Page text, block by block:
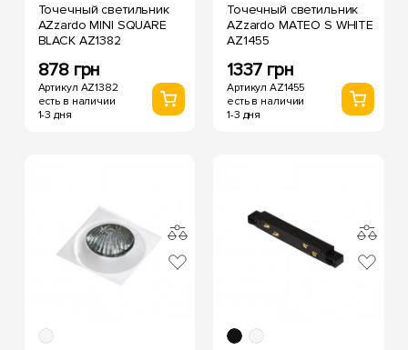
Точечный светильник
AZzardo MINI SQUARE
BLACK AZ1382
878 грн
Артикул AZ1382
есть в наличии
1-3 дня
Точечный светильник
AZzardo MATEO S WHITE
AZ1455
1337 грн
Артикул AZ1455
есть в наличии
1-3 дня